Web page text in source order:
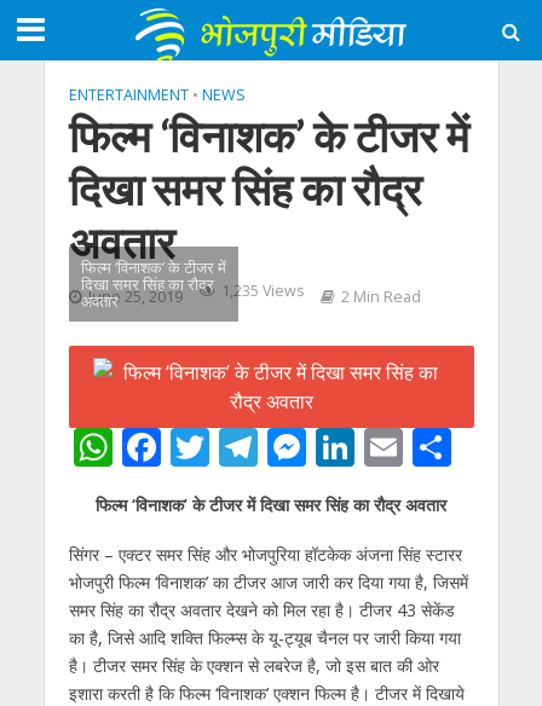
ENTERTAINMENT • NEWS
फिल्‍म ‘विनाशक’ के टीजर में
दिखा समर सिंह का रौद्र
अवतार
June 25, 2019 1,235 Views 2 Min Read
फिल्‍म ‘विनाशक’ के टीजर में
दिखा समर सिंह का रौद्र
अवतार
W
h
at
s
A
p
p
F
ac
e
b
o
o
k
T
w
itt
er
T
el
e
gr
a
m
M
e
ss
e
n
g
er
Li
n
k
e
dI
n
E
m
ai
l
S
e
फिल्‍म ‘विनाशक’ के टीजर में दिखा समर सिंह का रौद्र अवतार
सिंगर – एक्‍टर समर सिंह और भोजपुरिया हॉटकेक अंजना सिंह स्‍टारर
भोजपुरी फिल्‍म ‘विनाशक’ का टीजर आज जारी कर दिया गया है, जिसमें
समर सिंह का रौद्र अवतार देखने को मिल रहा है। टीजर 43 सेकेंड
का है, जिसे आदि शक्ति फिल्‍म्‍स के यू-ट्यूब चैनल पर जारी किया गया
है। टीजर समर सिंह के एक्‍शन से लबरेज है, जो इस बात की ओर
इशारा करती है कि फिल्म ‘विनाशक’ एक्‍शन फिल्‍म है। टीजर में दिखाये